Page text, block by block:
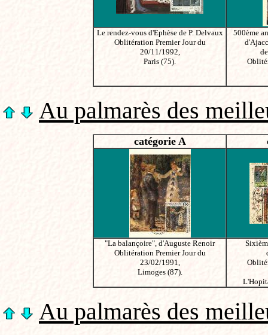
Le rendez-vous d'Ephèse de P. Delvaux
Oblitération Premier Jour du
20/11/1992,
Paris (75).
500ème
Au palmarès des
catégorie A
"La balançoire", d'Auguste Renoir
Oblitération Premier Jour du
23/02/1991,
Limoges (87).
Au palmarès des